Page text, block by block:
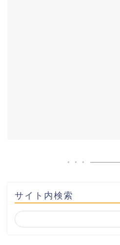
サイト内検索